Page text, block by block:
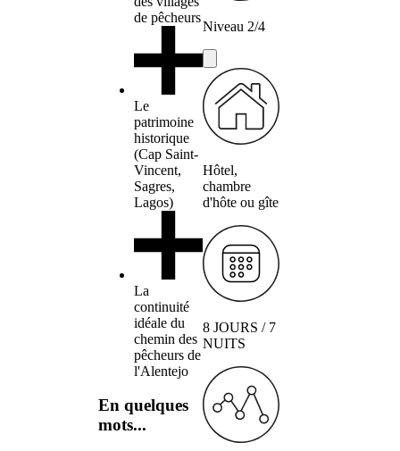
de pêcheurs
Le
patrimoine
historique
(Cap Saint-
Vincent,
Sagres,
Lagos)
La
continuité
idéale du
chemin des
pêcheurs de
l'Alentejo
En quelques
mots...
Niveau 2/4
Hôtel,
chambre
d'hôte ou gîte
8 JOURS / 7
NUITS